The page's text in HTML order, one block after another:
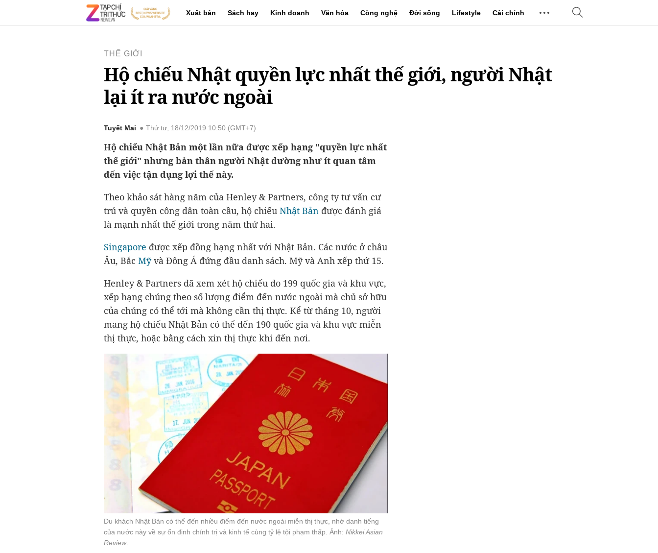
Xuất bản Sách hay Kinh doanh Văn hóa Công nghệ Đời sống Lifestyle Cải chính
THẾ GIỚI
Hộ chiếu Nhật quyền lực nhất thế giới, người Nhật
lại ít ra nước ngoài
Tuyết Mai Thứ tư, 18/12/2019 10:50 (GMT+7)
Hộ chiếu Nhật Bản một lần nữa được xếp hạng "quyền lực nhất
thế giới" nhưng bản thân người Nhật dường như ít quan tâm
đến việc tận dụng lợi thế này.
Theo khảo sát hàng năm của Henley & Partners, công ty tư vấn cư
trú và quyền công dân toàn cầu, hộ chiếu Nhật Bản được đánh giá
là mạnh nhất thế giới trong năm thứ hai.
Singapore được xếp đồng hạng nhất với Nhật Bản. Các nước ở châu
Âu, Bắc Mỹvà Đông Á đứng đầu danh sách. Mỹ và Anh xếp thứ 15.
Henley & Partners đã xem xét hộ chiếu do 199 quốc gia và khu vực,
xếp hạng chúng theo số lượng điểm đến nước ngoài mà chủ sở hữu
của chúng có thể tới mà không cần thị thực. Kể từ tháng 10, người
mang hộ chiếu Nhật Bản có thể đến 190 quốc gia và khu vực miễn
thị thực, hoặc bằng cách xin thị thực khi đến nơi.
Du khách Nhật Bản có thể đến nhiều điểm đến nước ngoài miễn thị thực, nhờ danh tiếng
của nước này về sự ổn định chính trị và kinh tế cùng tỷ lệ tội phạm thấp. Ảnh: Nikkei Asian
Review.